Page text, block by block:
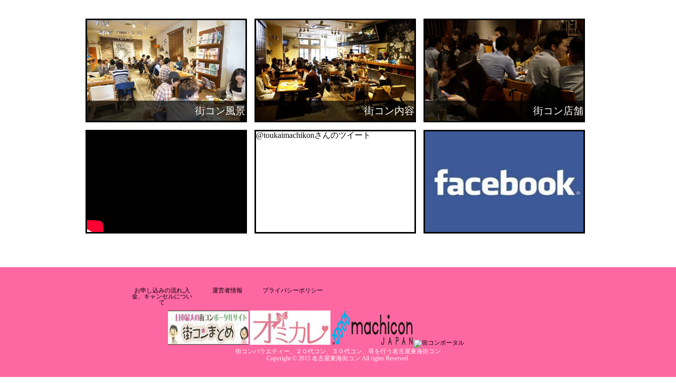
街コン風景 街コン内容 街コン店舗
@toukaimachikonさんのツイート
お申し込みの流れ,入
金、キャンセルについ
て
運営者情報 プライバシーポリシー
街コンバラエティー、２０代コン、３０代コン、等を行う名古屋東海街コン
Copyright © 2015 名古屋東海街コン All rights Reserved.